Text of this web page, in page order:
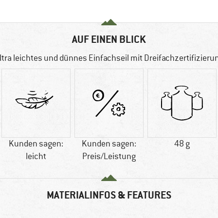
AUF EINEN BLICK
leichtes und dünnes Einfachseil mit
Kunden sagen:
leicht
Kunden sagen:
Preis/Leistung
48 g
MATERIALINFOS & FEATURES